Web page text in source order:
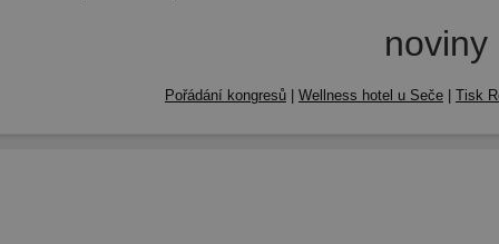
Pořádání kongresů Wellness hotel u Seče Tisk